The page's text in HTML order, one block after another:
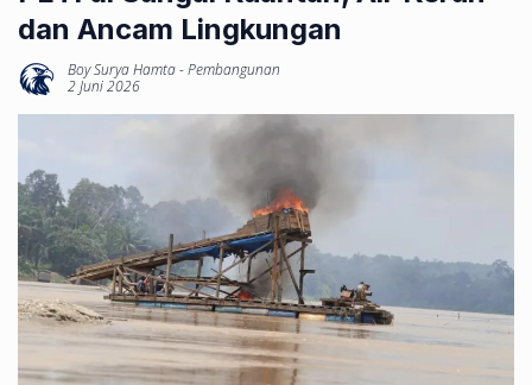
dan Ancam Lingkungan
Boy Surya Hamta-Pembangunan
2 Juni 2026